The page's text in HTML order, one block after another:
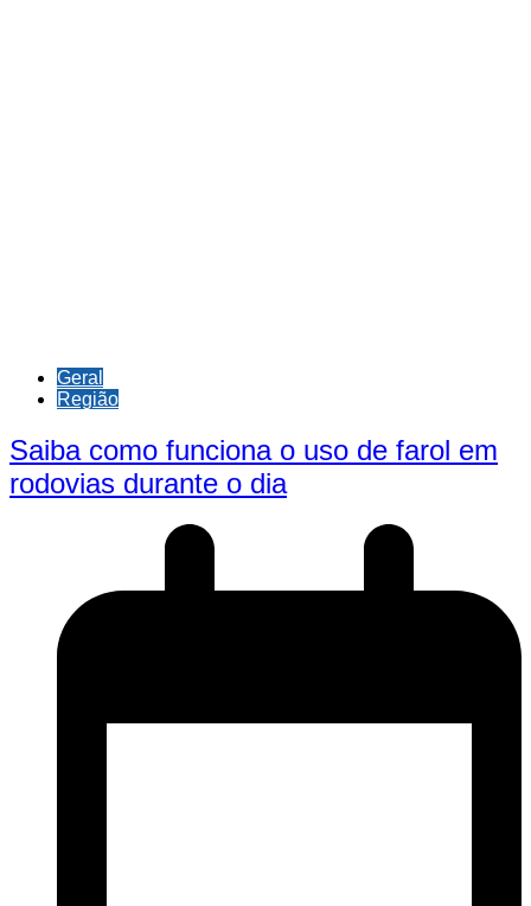
Geral
Região
Saiba como funciona o uso de farol em
rodovias durante o dia